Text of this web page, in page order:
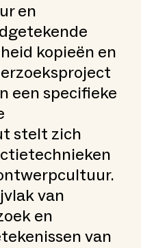
en
kopieën en
een specifieke
stelt zich
van
en
van